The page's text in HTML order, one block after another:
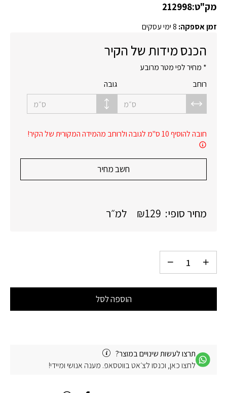
מק"ט:212998
זמן אספקה: 8 ימי עסקים
הכנס מידות של הקיר
* מחיר לפי מטר מרובע
רוחב
ס״מ
גובה
ס״מ
חובה להוסיף 10 ס"מ לגובה ולרוחב מהמידה המקורית של הקיר!
חשב מחיר
מחיר סופי: ₪129 למ״ר
הוספה לסל
תרצו לעשות שינויים במוצר?
לחצו כאן, וכנסו לצ׳אט בווטסאפ. מענה אנושי ומיידי!